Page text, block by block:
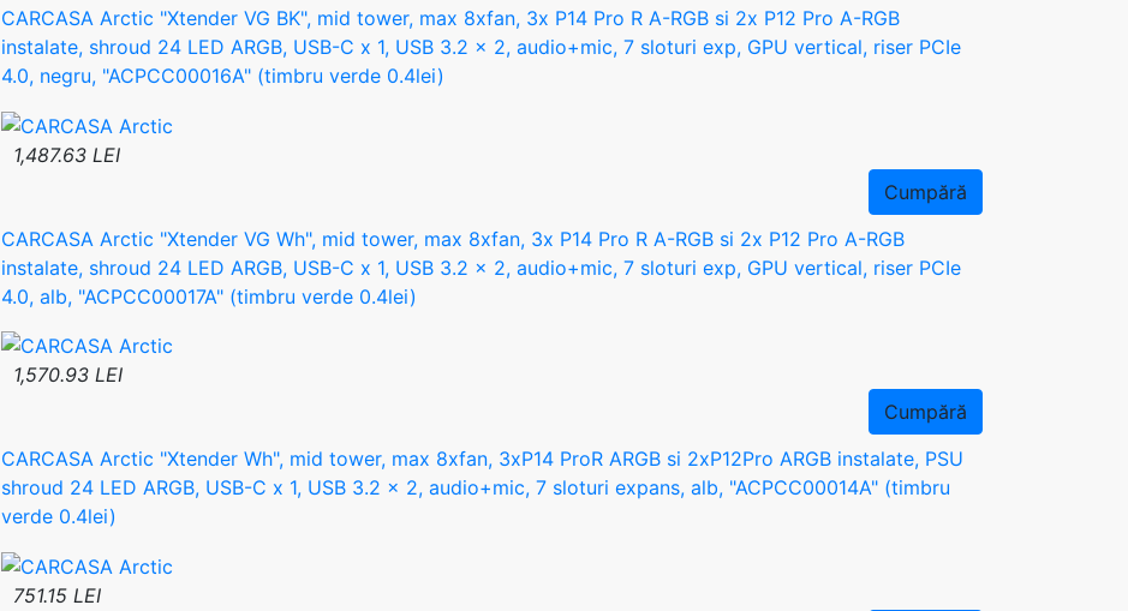
CARCASA Arctic "Xtender VG BK", mid tower, max 8xfan, 3x P14 Pro R A-RGB si 2x P12 Pro A-RGB
instalate, shroud 24 LED ARGB, USB-C x 1, USB 3.2 x 2, audio+mic, 7 sloturi exp, GPU vertical, riser PCIe
4.0, negru, "ACPCC00016A" (timbru verde 0.4lei)
1,487.63 LEI
Cumpără
CARCASA Arctic "Xtender VG Wh", mid tower, max 8xfan, 3x P14 Pro R A-RGB si 2x P12 Pro A-RGB
instalate, shroud 24 LED ARGB, USB-C x 1, USB 3.2 x 2, audio+mic, 7 sloturi exp, GPU vertical, riser PCIe
4.0, alb, "ACPCC00017A" (timbru verde 0.4lei)
1,570.93 LEI
Cumpără
CARCASA Arctic "Xtender Wh", mid tower, max 8xfan, 3xP14 ProR ARGB si 2xP12Pro ARGB instalate, PSU
shroud 24 LED ARGB, USB-C x 1, USB 3.2 x 2, audio+mic, 7 sloturi expans, alb, "ACPCC00014A" (timbru
verde 0.4lei)
751.15 LEI